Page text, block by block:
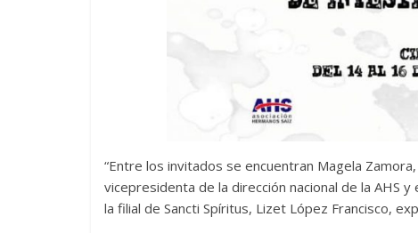
“Entre los invitados se encuentran Magela
vicepresidenta de la dirección nacional de la AHS
la filial de Sancti Spíritus, Lizet López Francisco,